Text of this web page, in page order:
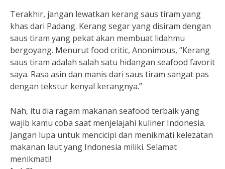
Terakhir, jangan lewatkan kerang saus tiram yang
khas dari Padang. Kerang segar yang disiram dengan
saus tiram yang pekat akan membuat lidahmu
bergoyang. Menurut food critic, Anonimous, “Kerang
saus tiram adalah salah satu hidangan seafood favorit
saya. Rasa asin dan manis dari saus tiram sangat pas
dengan tekstur kenyal kerangnya.”
Nah, itu dia ragam makanan seafood terbaik yang
wajib kamu coba saat menjelajahi kuliner Indonesia.
Jangan lupa untuk mencicipi dan menikmati kelezatan
makanan laut yang Indonesia miliki. Selamat
menikmati!